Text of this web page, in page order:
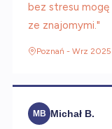
bez stresu mogę
ze znajomymi."
Poznań - Wrz 2025
MB Michał B.